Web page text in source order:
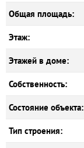
Общая площадь:
Этаж:
Этажей в доме:
Собственность:
Состояние объекта:
Тип строения: